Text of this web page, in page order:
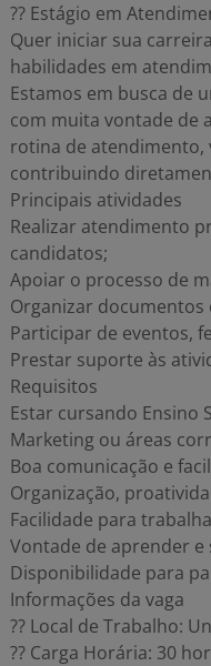
?? Estágio em
Quer iniciar sua
habilidades em
Estamos em busca de
com muita vontade de
rotina de atendimento,
contribuindo
Principais atividades
Realizar atendimento
candidatos;
Apoiar o processo de
Organizar
Participar de eventos,
Prestar suporte às
Requisitos
Estar cursando Ensino
Marketing ou áreas
Boa comunicação e
Organização,
Facilidade para
Vontade de aprender
Disponibilidade para
Informações da vaga
?? Local de Trabalho:
?? Carga Horária: 30